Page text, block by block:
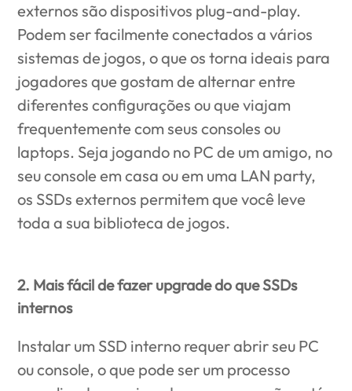
externos são dispositivos plug-and-play.
Podem ser facilmente conectados a vários
sistemas de jogos, o que os torna ideais para
jogadores que gostam de alternar entre
diferentes configurações ou que viajam
frequentemente com seus consoles ou
laptops. Seja jogando no PC de um amigo, no
seu console em casa ou em uma LAN party,
os SSDs externos permitem que você leve
toda a sua biblioteca de jogos.
2. Mais fácil de fazer upgrade do que SSDs
internos
Instalar um SSD interno requer abrir seu PC
ou console, o que pode ser um processo